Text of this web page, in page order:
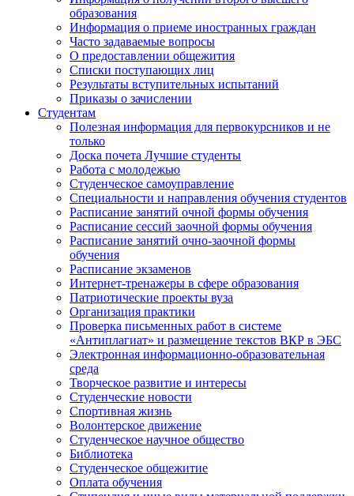
образования
Информация о приеме иностранных граждан
Часто задаваемые вопросы
О предоставлении общежития
Списки поступающих лиц
Результаты вступительных испытаний
Приказы о зачислении
Студентам
Полезная информация для первокурсников и не
только
Доска почета Лучшие студенты
Работа с молодежью
Студенческое самоуправление
Специальности и направления обучения студентов
Расписание занятий очной формы обучения
Расписание сессий заочной формы обучения
Расписание занятий очно-заочной формы
обучения
Расписание экзаменов
Интернет-тренажеры в сфере образования
Патриотические проекты вуза
Организация практики
Проверка письменных работ в системе
«Антиплагиат» и размещение текстов ВКР в ЭБС
Электронная информационно-образовательная
среда
Творческое развитие и интересы
Студенческие новости
Спортивная жизнь
Волонтерское движение
Студенческое научное общество
Библиотека
Студенческое общежитие
Оплата обучения